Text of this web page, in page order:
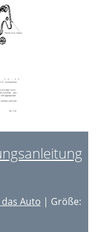
das Auto | Größe: